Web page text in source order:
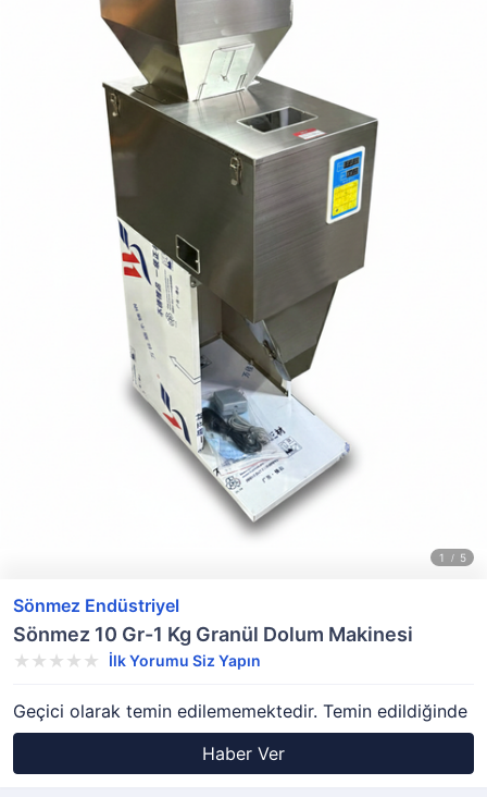
Sönmez Endüstriyel
Sönmez 10 Gr-1 Kg Granül Dolum Makinesi
İlk Yorumu Siz Yapın
Geçici olarak temin edilememektedir. Temin edildiğinde
Haber Ver